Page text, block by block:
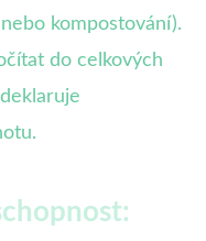
kompostování).
do celkových